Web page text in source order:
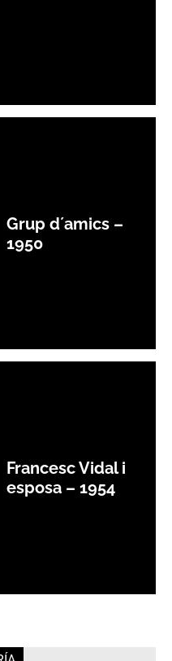
Grup d´amics –
1950
Francesc Vidal i
esposa – 1954